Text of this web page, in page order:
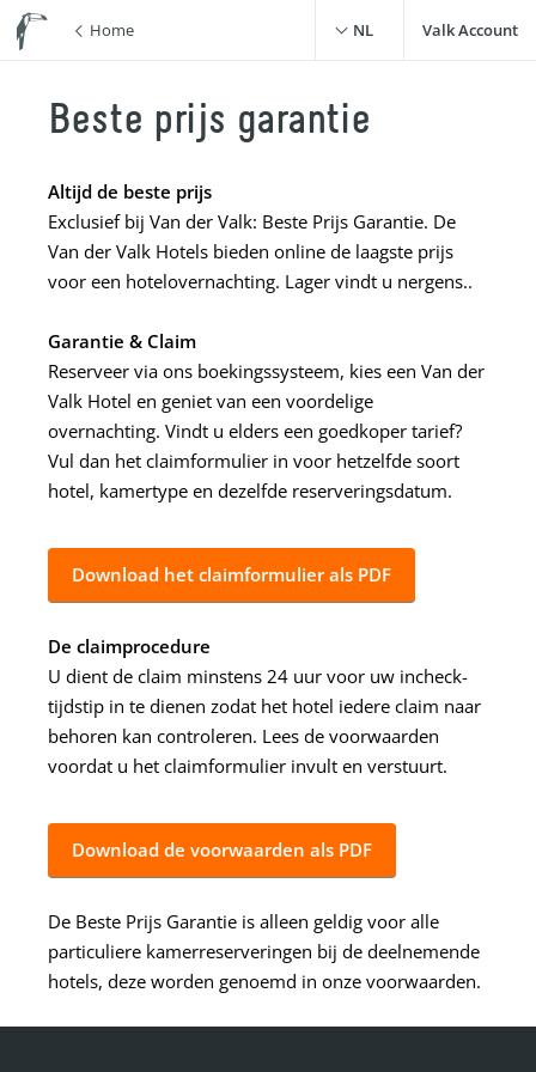
Home NL Valk Account
Beste prijs garantie
Altijd de beste prijs
Exclusief bij Van der Valk: Beste Prijs Garantie. De
Van der Valk Hotels bieden online de laagste prijs
voor een hotelovernachting. Lager vindt u nergens..
Garantie & Claim
Reserveer via ons boekingssysteem, kies een Van der
Valk Hotel en geniet van een voordelige
overnachting. Vindt u elders een goedkoper tarief?
Vul dan het claimformulier in voor hetzelfde soort
hotel, kamertype en dezelfde reserveringsdatum.
Download het claimformulier als PDF
De claimprocedure
U dient de claim minstens 24 uur voor uw incheck-
tijdstip in te dienen zodat het hotel iedere claim naar
behoren kan controleren. Lees de voorwaarden
voordat u het claimformulier invult en verstuurt.
Download de voorwaarden als PDF
De Beste Prijs Garantie is alleen geldig voor alle
particuliere kamerreserveringen bij de deelnemende
hotels, deze worden genoemd in onze voorwaarden.